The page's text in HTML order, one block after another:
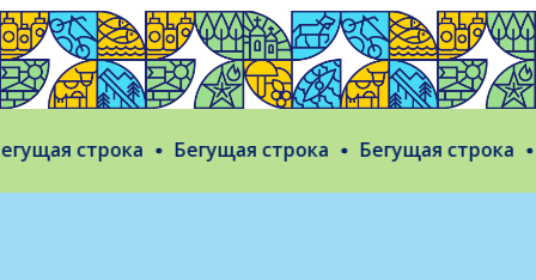
строка Бегущая строка Бегущая строка